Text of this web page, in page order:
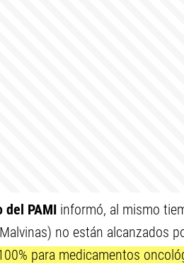
del PAMI informó, al mismo
no están alcanzados
para medicamentos